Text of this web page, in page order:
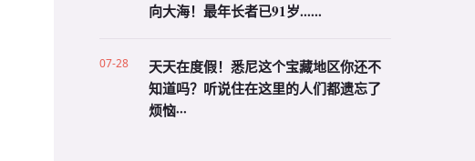
向大海！最年长者已91岁......
07-28
天天在度假！悉尼这个宝藏地区你还不
知道吗？听说住在这里的人们都遗忘了
烦恼···